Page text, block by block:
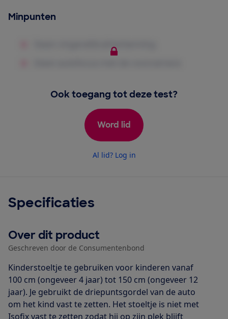
Minpunten
Ook toegang tot deze test?
Word lid
Al lid? Log in
Specificaties
Over dit product
Geschreven door de Consumentenbond
Kinderstoeltje te gebruiken voor kinderen vanaf
100 cm (ongeveer 4 jaar) tot 150 cm (ongeveer 12
jaar). Je gebruikt de driepuntsgordel van de auto
om het kind vast te zetten. Het stoeltje is niet met
Isofix vast te zetten zodat hij op zijn plek blijft